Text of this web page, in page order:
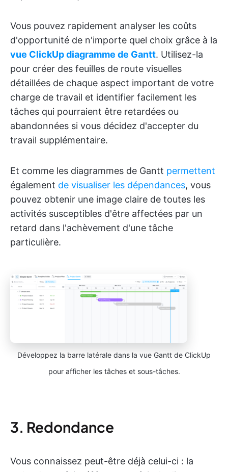
Vous pouvez rapidement analyser les coûts
d'opportunité de n'importe quel choix grâce à la
vue ClickUp diagramme de Gantt. Utilisez-la
pour créer des feuilles de route visuelles
détaillées de chaque aspect important de votre
charge de travail et identifier facilement les
tâches qui pourraient être retardées ou
abandonnées si vous décidez d'accepter du
travail supplémentaire.
Et comme les diagrammes de Gantt permettent
également de visualiser les dépendances, vous
pouvez obtenir une image claire de toutes les
activités susceptibles d'être affectées par un
retard dans l'achèvement d'une tâche
particulière.
Développez la barre latérale dans la vue Gantt de ClickUp
pour afficher les tâches et sous-tâches.
3. Redondance
Vous connaissez peut-être déjà celui-ci : la